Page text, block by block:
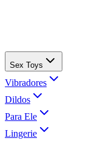
Sex Toys
Vibradores
Dildos
Para Ele
Lingerie